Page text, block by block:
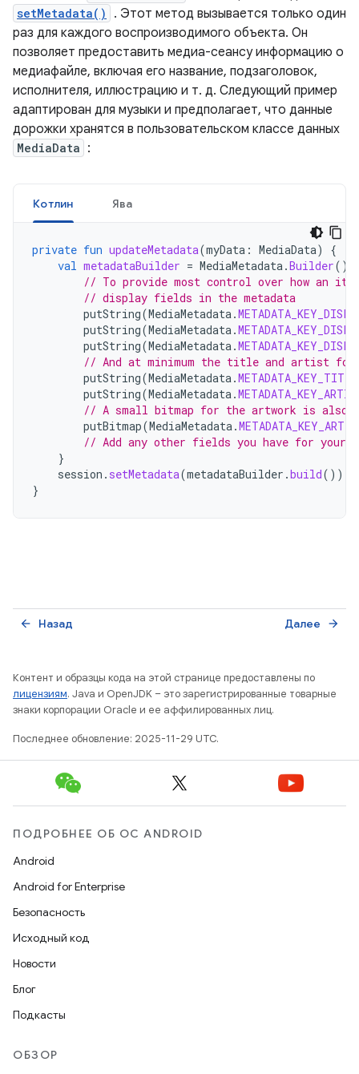
setMetadata()
. Этот метод вызывается только один
раз для каждого воспроизводимого объекта. Он
позволяет предоставить медиа-сеансу информацию о
медиафайле, включая его название, подзаголовок,
исполнителя, иллюстрацию и т. д. Следующий пример
адаптирован для музыки и предполагает, что данные
дорожки хранятся в пользовательском классе данных
MediaData :
Котлин Ява
private fun updateMetadata(myData : MediaData)
{
val metadataBuilder = MediaMetadata.Builder().
// To provide most control over how an
// display fields in the metadata
putString(MediaMetadata.
putString(MediaMetadata.
putString(MediaMetadata.
// And at minimum the title and artist for
putString(MediaMetadata.METADATA_KEY_TITLE
putString(MediaMetadata.
// A small bitmap for the artwork is also
putBitmap(MediaMetadata.METADATA_KEY_ART
// Add any other fields you have for your
}
session . setMetadata(metadataBuilder .build())
}
Назад
arrow_back Далее arrow_forward
Контент и образцы кода на этой странице предоставлены по
лицензиям. Java и OpenJDK – это зарегистрированные товарные
знаки корпорации Oracle и ее аффилированных лиц.
Последнее обновление: 2025-11-29 UTC.
ПОДРОБНЕЕ ОБ ОС ANDROID
Android
Android for Enterprise
Безопасность
Исходный код
Новости
Блог
Подкасты
ОБЗОР